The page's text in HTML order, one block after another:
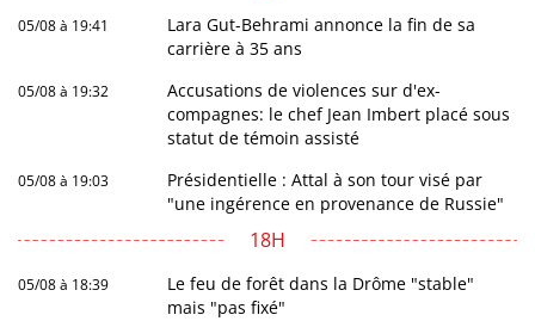
05/08 à 19:41
Lara Gut-Behrami annonce la fin de sa
carrière à 35 ans
05/08 à 19:32
Accusations de violences sur d'ex-
compagnes: le chef Jean Imbert placé sous
statut de témoin assisté
05/08 à 19:03
Présidentielle : Attal à son tour visé par
"une ingérence en provenance de Russie"
18H
05/08 à 18:39
Le feu de forêt dans la Drôme "stable"
mais "pas fixé"